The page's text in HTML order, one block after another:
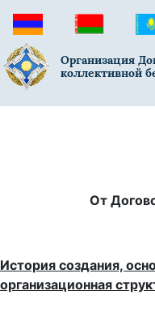
Организация
коллективной
От
История создания,
организационная